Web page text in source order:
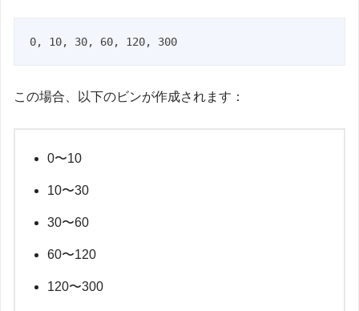
0, 10, 30, 60, 120, 300
この場合、以下のビンが作成されます：
0〜10
10〜30
30〜60
60〜120
120〜300